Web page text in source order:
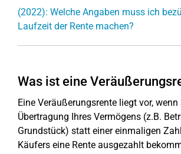
(2022): Welche Angaben muss ich
Laufzeit der Rente machen?
Was ist eine
Eine Veräußerungsrente liegt vor,
Übertragung Ihres Vermögens (z.B.
Grundstück) statt einer einmaligen
Käufers eine Rente ausgezahlt